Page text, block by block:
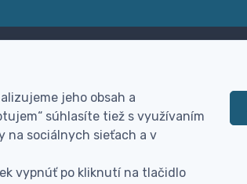
Vyrobíme Vám vlastný originálny
darček
jeho obsah a
súhlasíte tiež s využívaním
na sociálnych sieťach a v
vypnúť po kliknutí na tlačidlo